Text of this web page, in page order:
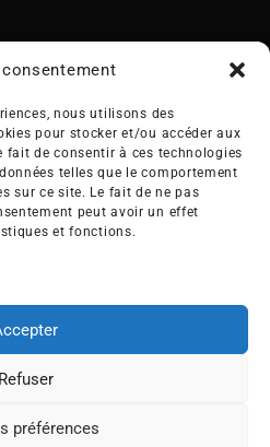
nous utilisons des
pour stocker et/ou accéder aux
fait de consentir à ces technologies
telles que le comportement
sur ce site. Le fait de ne pas
peut avoir un effet
et fonctions.
Refuser
préférences
française des Entreprises pour
une soixantaine de grandes
de tous les secteurs
intégrée.
MEMBRES